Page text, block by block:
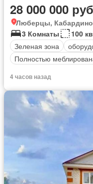
28 000 000
Люберцы,
3 Комнаты
100
Зеленая зона
Полностью
4 часов назад